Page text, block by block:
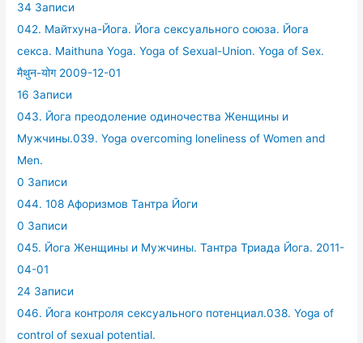
34 Записи
042. Майтхуна-Йога. Йога сексуального союза. Йога
секса. Maithuna Yoga. Yoga of Sexual-Union. Yoga of Sex.
मैथुन-योग 2009-12-01
16 Записи
043. Йога преодоление одиночества Женщины и
Мужчины.039. Yoga overcoming loneliness of Women and
Men.
0 Записи
044. 108 Афоризмов Тантра Йоги
0 Записи
045. Йога Женщины и Мужчины. Тантра Триада Йога. 2011-
04-01
24 Записи
046. Йога контроля сексуального потенциал.038. Yoga of
control of sexual potential.